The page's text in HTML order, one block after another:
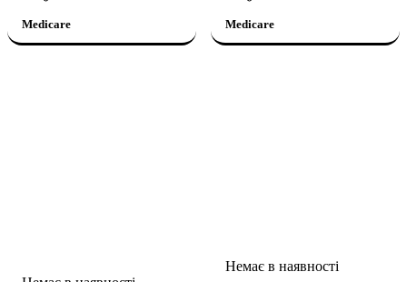
Medicare Medicare